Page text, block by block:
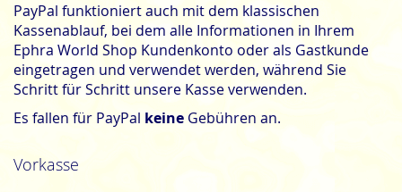
PayPal funktioniert auch mit dem klassischen
Kassenablauf, bei dem alle Informationen in Ihrem
Ephra World Shop Kundenkonto oder als Gastkunde
eingetragen und verwendet werden, während Sie
Schritt für Schritt unsere Kasse verwenden.
Es fallen für PayPal keine Gebühren an.
Vorkasse